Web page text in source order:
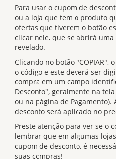
Para usar o cupom de
ou a loja que tem o produto
ofertas que tiverem o botão
clicar nele, que se abrirá
revelado.
Clicando no botão "COPIAR",
o código e este deverá ser
compra em um campo
Desconto", geralmente na
ou na página de Pagamento).
desconto será aplicado no
Preste atenção para ver se o
lembrar que em algumas
cupom de desconto, é
suas compras!